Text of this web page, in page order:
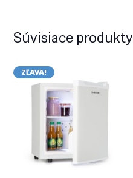
Súvisiace produkty
ZĽAVA!